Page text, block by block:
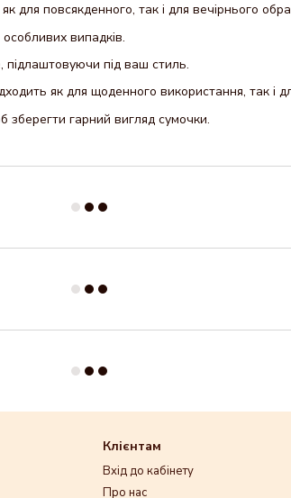
для повсякденного, так і для вечірнього
випадків.
підлаштовуючи під ваш стиль.
як для щоденного використання, так і
гарний вигляд сумочки.
Клієнтам
Вхід до кабінету
Про нас